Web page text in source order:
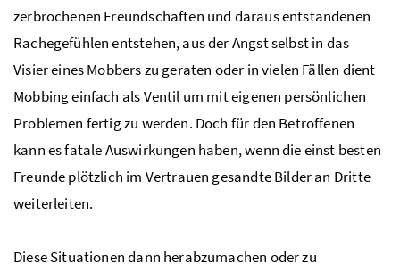
zerbrochenen Freundschaften und daraus entstandenen
Rachegefühlen entstehen, aus der Angst selbst in das
Visier eines Mobbers zu geraten oder in vielen Fällen dient
Mobbing einfach als Ventil um mit eigenen persönlichen
Problemen fertig zu werden. Doch für den Betroffenen
kann es fatale Auswirkungen haben, wenn die einst besten
Freunde plötzlich im Vertrauen gesandte Bilder an Dritte
weiterleiten.
Diese Situationen dann herabzumachen oder zu